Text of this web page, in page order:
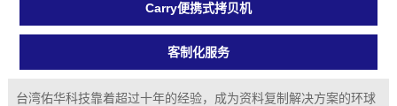
Carry便携式拷贝机
客制化服务
台湾佑华科技靠着超过十年的经验，成为资料复制解决方案的环球